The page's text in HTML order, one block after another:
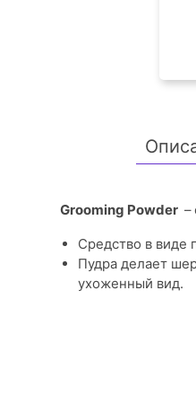
Grooming Powder –
Средство в виде
Пудра делает
ухоженный вид.